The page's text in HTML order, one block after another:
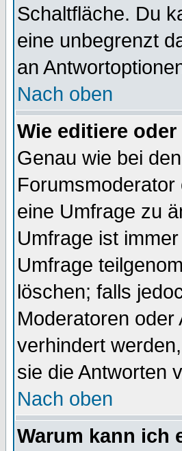
Schaltfläche. Du
eine unbegrenzt
an
Nach oben
Wie editiere
Genau wie bei
eine Umfrage zu
Umfrage ist
Umfrage
löschen; falls
Moderatoren
verhindert
sie die Antworten
Nach oben
Warum kann ich